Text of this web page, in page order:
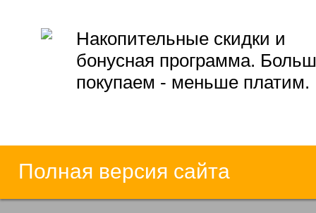
Накопительные скидки и
бонусная программа.
покупаем - меньше платим.
Полная версия сайта